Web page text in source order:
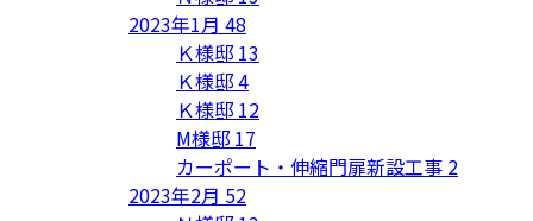
2023年1月 48
Ｋ様邸 13
Ｋ様邸4
Ｋ様邸 12
M様邸 17
カーポート・伸縮門扉新設工事 2
2023年2月 52